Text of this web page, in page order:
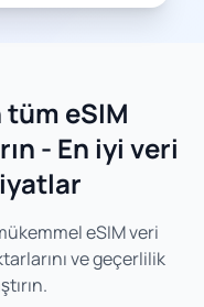
eSIM
- En iyi veri
eSIM veri
ve geçerlilik